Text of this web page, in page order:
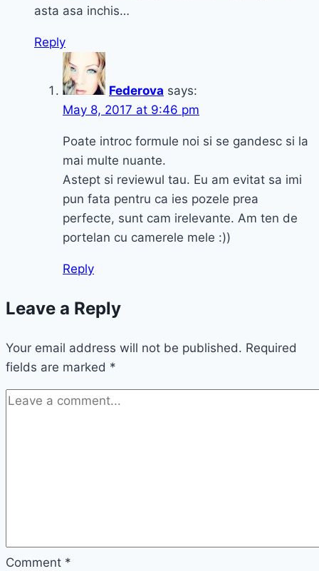
asta asa inchis…
Reply
Federova says:
May 8, 2017 at 9:46 pm
Poate introc formule noi si se gandesc si la
mai multe nuante.
Astept si reviewul tau. Eu am evitat sa imi
pun fata pentru ca ies pozele prea
perfecte, sunt cam irelevante. Am ten de
portelan cu camerele mele :))
Reply
Leave a Reply
Your email address will not be published. Required
fields are marked *
Comment *